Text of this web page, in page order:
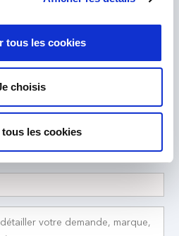
tous les cookies
choisis
tous les cookies
là pour vous aider.
et nous vous répondrons.